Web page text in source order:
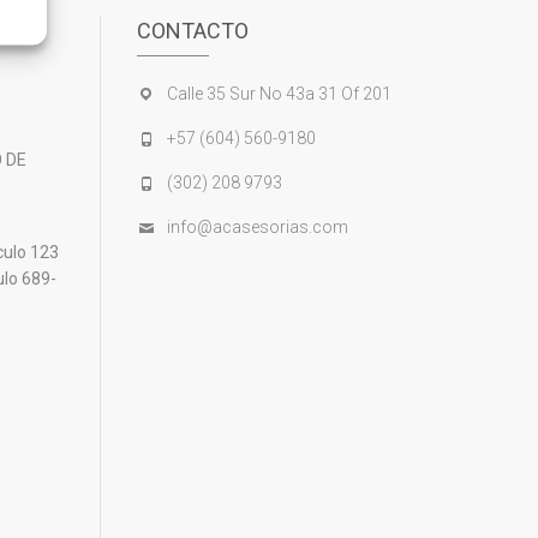
DE
123
689-
CONTACTO
Calle 35 Sur No 43a 31 Of 201
+57 (604) 560-9180
(302) 208 9793
info@acasesorias.com